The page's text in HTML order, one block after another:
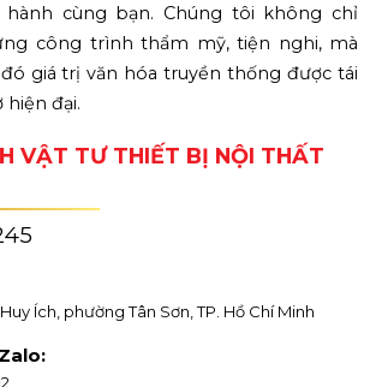
cùng bạn. Chúng tôi không chỉ
công trình thẩm mỹ, tiện nghi, mà
giá trị văn hóa truyền thống được tái
đại.
VẬT TƯ THIẾT BỊ NỘI THẤT
Huy Ích, phường Tân Sơn, TP. Hồ Chí Minh